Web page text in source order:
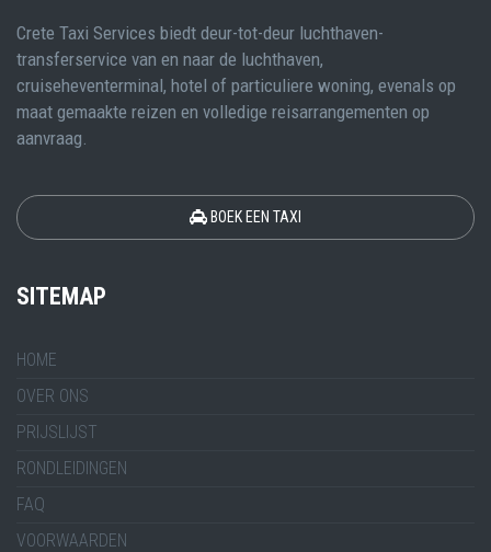
Crete Taxi Services biedt deur-tot-deur luchthaven-
transferservice van en naar de luchthaven,
cruiseheventerminal, hotel of particuliere woning, evenals op
maat gemaakte reizen en volledige reisarrangementen op
aanvraag.
BOEK EEN TAXI
SITEMAP
HOME
OVER ONS
PRIJSLIJST
RONDLEIDINGEN
FAQ
VOORWAARDEN